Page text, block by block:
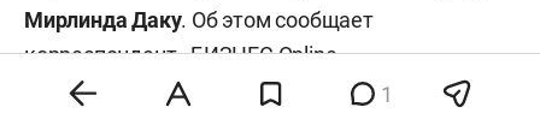
Мирлинда Даку. Об этом сообщает
корреспондент «БИЗНЕС Online».
1